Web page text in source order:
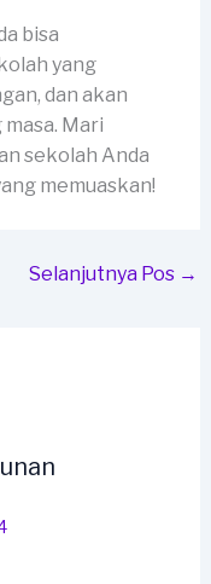
bisa
yang
dan akan
Mari
sekolah Anda
memuaskan!
Selanjutnya Pos →